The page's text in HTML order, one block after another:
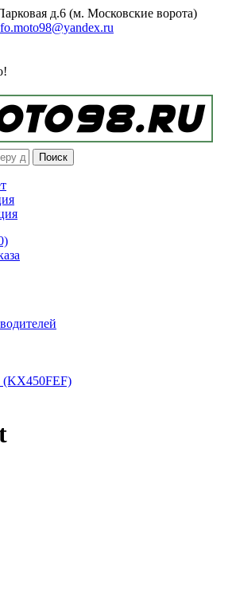
д.6 (м. Московские ворота)
Поиск